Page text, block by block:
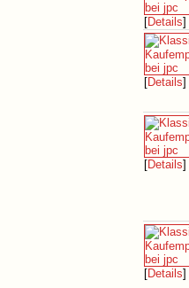
[Details]
[Details]
[Details]
[Details]